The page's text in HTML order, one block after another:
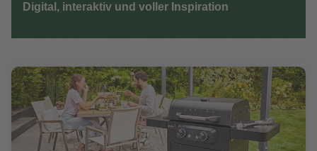
Digital, interaktiv und voller Inspiration